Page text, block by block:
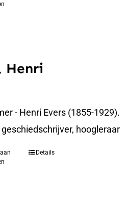
Henri
- Henri Evers (1855-1929).
hoogleraar
Details